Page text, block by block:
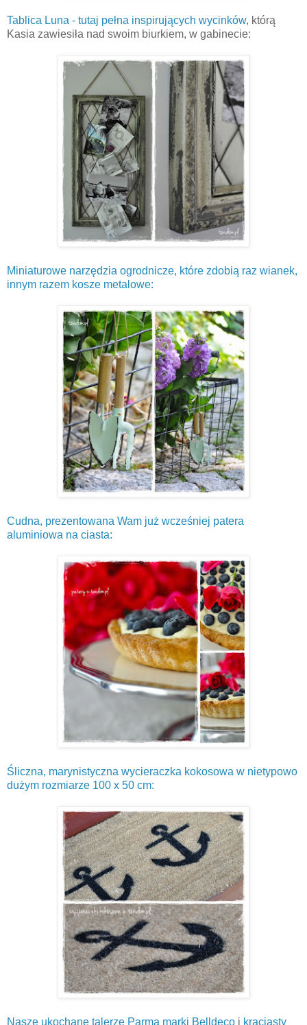
Tablica Luna - tutaj pełna inspirujących wycinków, którą
Kasia zawiesiła nad swoim biurkiem, w gabinecie:
Miniaturowe narzędzia ogrodnicze, które zdobią raz wianek,
innym razem kosze metalowe:
Cudna, prezentowana Wam już wcześniej patera
aluminiowa na ciasta:
Śliczna, marynistyczna wycieraczka kokosowa w nietypowo
dużym rozmiarze 100 x 50 cm:
Nasze ukochane talerze Parma marki Belldeco i kraciasty